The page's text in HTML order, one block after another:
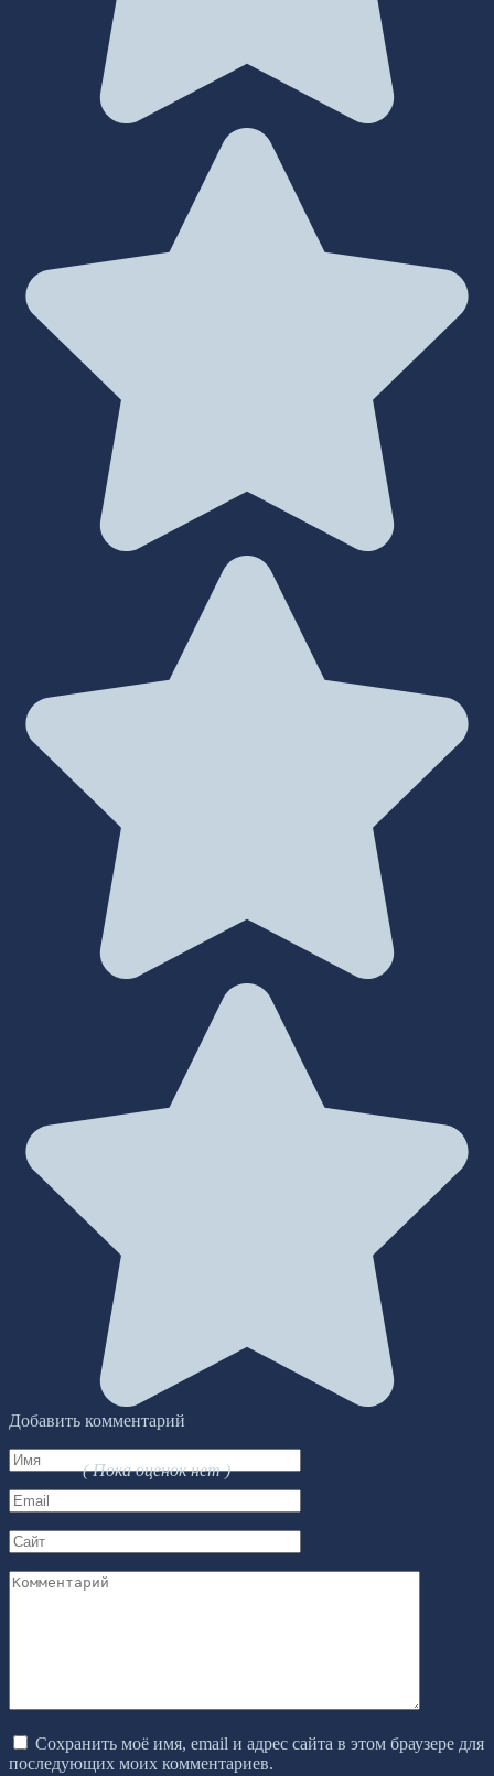
( Пока оценок нет )
Добавить комментарий
Имя
*
Email
*
Сайт
Комментарий
Сохранить моё имя, email и адрес сайта в этом браузере для
последующих моих комментариев.